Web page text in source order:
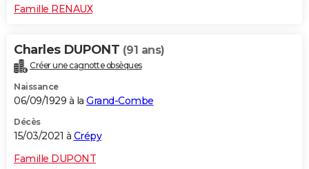
Famille RENAUX
Charles DUPONT (91 ans)
Créer une cagnotte obsèques
Naissance
06/09/1929 à la Grand-Combe
Décès
15/03/2021 à Crépy
Famille DUPONT